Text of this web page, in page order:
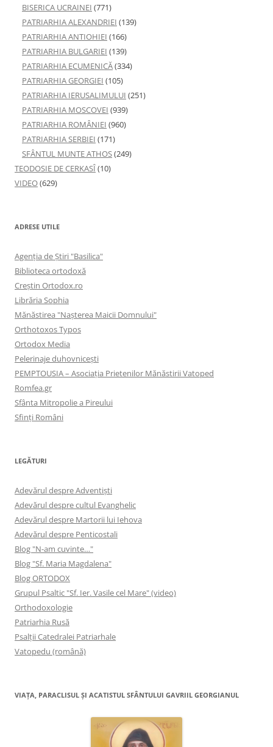
BISERICA UCRAINEI (771)
PATRIARHIA ALEXANDRIEI (139)
PATRIARHIA ANTIOHIEI (166)
PATRIARHIA BULGARIEI (139)
PATRIARHIA ECUMENICĂ(334)
PATRIARHIA GEORGIEI (105)
PATRIARHIA IERUSALIMULUI (251)
PATRIARHIA MOSCOVEI (939)
PATRIARHIA ROMÂNIEI (960)
PATRIARHIA SERBIEI (171)
SFÂNTUL MUNTE ATHOS(249)
TEODOSIE DE CERKASÎ(10)
VIDEO(629)
ADRESE UTILE
Agenţia de Ştiri "Basilica"
Biblioteca ortodoxă
Creştin Ortodox.ro
Librăria Sophia
Mănăstirea "Naşterea Maicii Domnului"
Orthotoxos Typos
Ortodox Media
Pelerinaje duhovnicești
PEMPTOUSIA – Asociația Prietenilor Mănăstirii Vatoped
Romfea.gr
Sfânta Mitropolie a Pireului
Sfinţi Români
LEGĂTURI
Adevărul despre Adventişti
Adevărul despre cultul Evanghelic
Adevărul despre Martorii lui Iehova
Adevărul despre Penticostali
Blog "N-am cuvinte…"
Blog "Sf. Maria Magdalena"
Blog ORTODOX
Grupul Psaltic "Sf. Ier. Vasile cel Mare" (video)
Orthodoxologie
Patriarhia Rusă
Psalţii Catedralei Patriarhale
Vatopedu (română)
VIAŢA, PARACLISUL ŞI ACATISTUL SFÂNTULUI GAVRIIL GEORGIANUL